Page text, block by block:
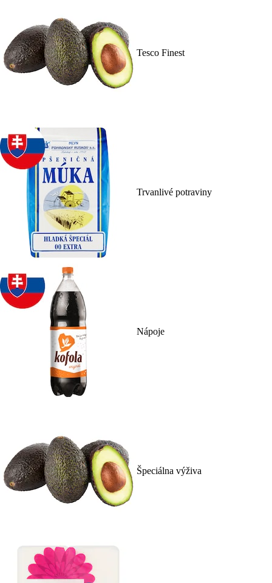
Tesco Finest
Trvanlivé potraviny
Nápoje
Špeciálna výživa